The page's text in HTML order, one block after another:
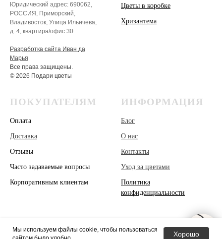
Мы используем файлы cookie, чтобы пользоваться
Хорошо
Юридический адрес: 690062,
РОССИЯ, Приморский,
Владивосток, Улица Ильичева,
д. 4, квартира/офис 30
Разработка сайта Иван да
Марья
Все права защищены.
© 2026 Подари цветы
Цветы в коробке
Хризантема
ПОКУПАТЕЛЯМ
Оплата
Доставка
Отзывы
Часто задаваемые вопросы
Корпоративным клиентам
ИНФОРМАЦИЯ
Блог
О нас
Контакты
Уход за цветами
Политика
конфиденциальности